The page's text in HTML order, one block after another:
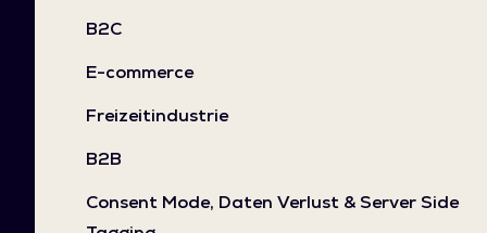
B2C
E-commerce
Freizeitindustrie
B2B
Consent Mode, Daten Verlust & Server Side